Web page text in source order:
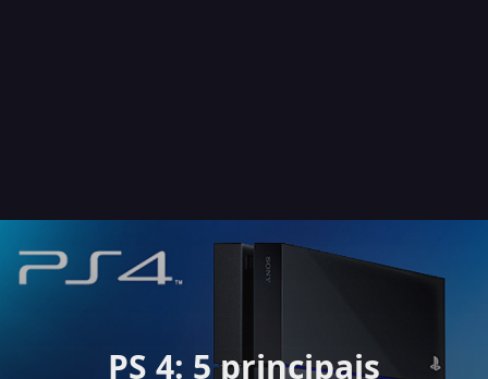
PS 4: 5 principais